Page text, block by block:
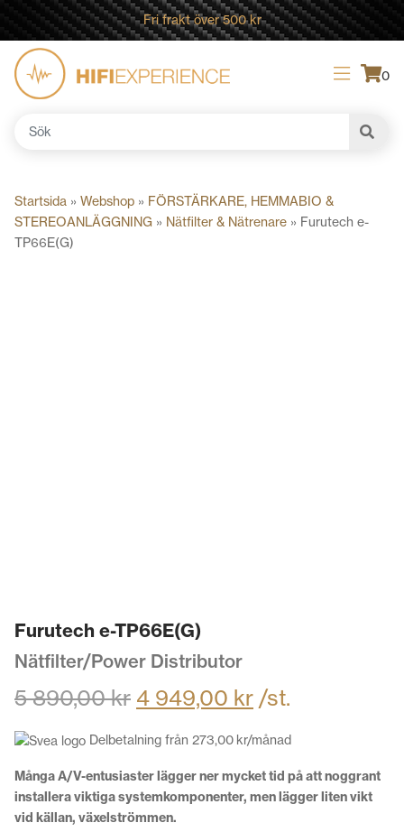
Fri frakt över 500 kr
0
Sök
Startsida » Webshop » FÖRSTÄRKARE, HEMMABIO &
STEREOANLÄGGNING » Nätfilter & Nätrenare » Furutech e-
TP66E(G)
Furutech e-TP66E(G)
Nätfilter/Power Distributor
5 890,00kr 4 949,00 kr /st.
Delbetalning från 273,00 kr/månad
Många A/V-entusiaster lägger ner mycket tid på att noggrant
installera viktiga systemkomponenter, men lägger liten vikt
vid källan, växelströmmen.